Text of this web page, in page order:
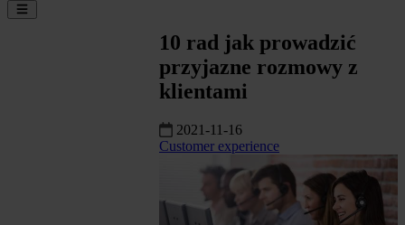
10 rad jak prowadzić
przyjazne rozmowy z
klientami
2021-11-16
Customer experience